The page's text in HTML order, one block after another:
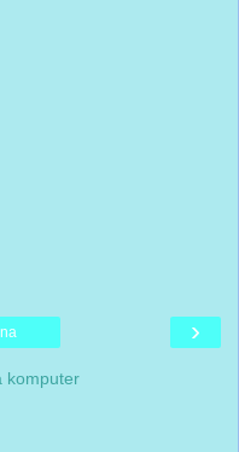
›
komputer